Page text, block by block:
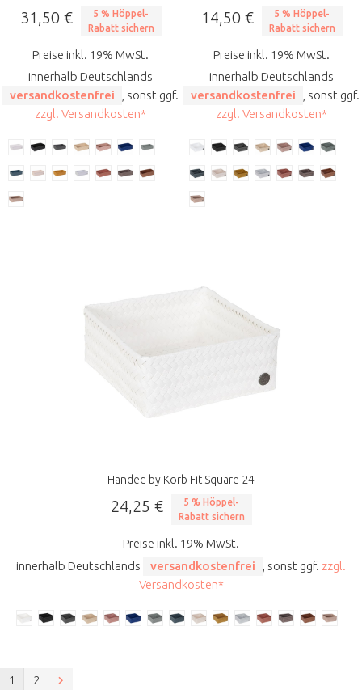
31,50 €
5 % Höppel-
Rabatt sichern
Preise inkl. 19% MwSt.
innerhalb Deutschlands
versandkostenfrei
, sonst ggf.
zzgl. Versandkosten*
14,50 €
5 % Höppel-
Rabatt sichern
Preise inkl. 19% MwSt.
innerhalb Deutschlands
versandkostenfrei
, sonst ggf.
zzgl. Versandkosten*
Handed by Korb Fit Square 24
24,25 €
5 % Höppel-
Rabatt sichern
Preise inkl. 19% MwSt.
innerhalb Deutschlands
versandkostenfrei , sonst ggf. zzgl.
Versandkosten*
1 2